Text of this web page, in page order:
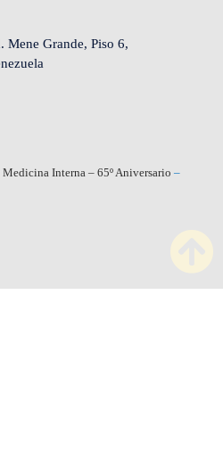
Mene Grande, Piso 6,
Interna – 65º Aniversario –